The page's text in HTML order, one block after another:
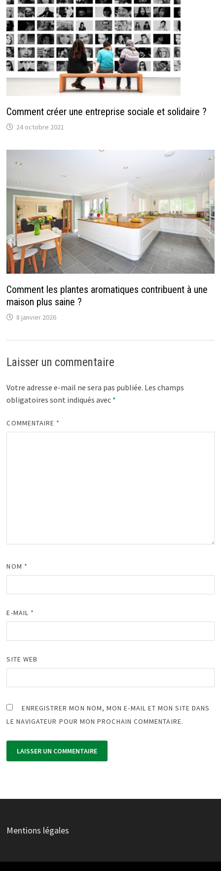
Comment créer une entreprise sociale et solidaire ?
24 octobre 2021
Comment les plantes aromatiques contribuent‌ à​ une
maison plus‍ saine⁠ ?
8 janvier 2026
Laisser un commentaire
Votre adresse e-mail ne sera pas publiée. Les champs
obligatoires sont indiqués avec *
COMMENTAIRE *
NOM *
E-MAIL *
SITE WEB
ENREGISTRER MON NOM, MON E-MAIL ET MON SITE DANS
LE NAVIGATEUR POUR MON PROCHAIN COMMENTAIRE.
Mentions légales